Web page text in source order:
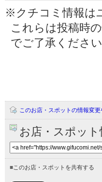
※クチコミ情報は
これらは投稿時
でご了承ください
このお店・スポットの情報変
お店・スポッ
■このお店・スポットを共有する